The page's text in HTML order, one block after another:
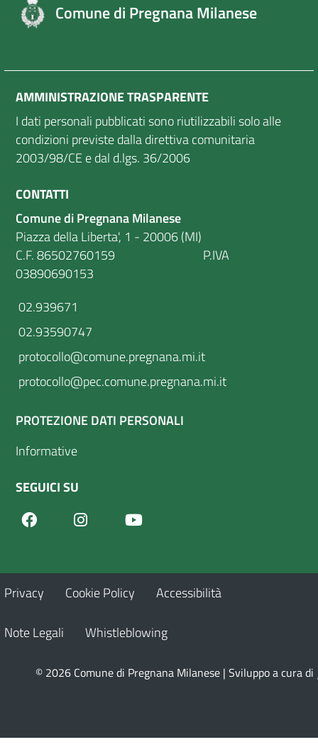
Comune di Pregnana Milanese
AMMINISTRAZIONE TRASPARENTE
I dati personali pubblicati sono riutilizzabili solo alle
condizioni previste dalla direttiva comunitaria
2003/98/CE e dal d.lgs. 36/2006
CONTATTI
Comune di Pregnana Milanese
Piazza della Liberta', 1 - 20006 (MI)
C.F. 86502760159 P.IVA
03890690153
02.939671
02.93590747
protocollo@comune.pregnana.mi.it
protocollo@pec.comune.pregnana.mi.it
PROTEZIONE DATI PERSONALI
Informative
SEGUICI SU
FacebookInstagram
Privacy Cookie Policy Accessibilità
Note Legali Whistleblowing
© 2026 Comune di Pregnana Milanese | Sviluppo a cura di